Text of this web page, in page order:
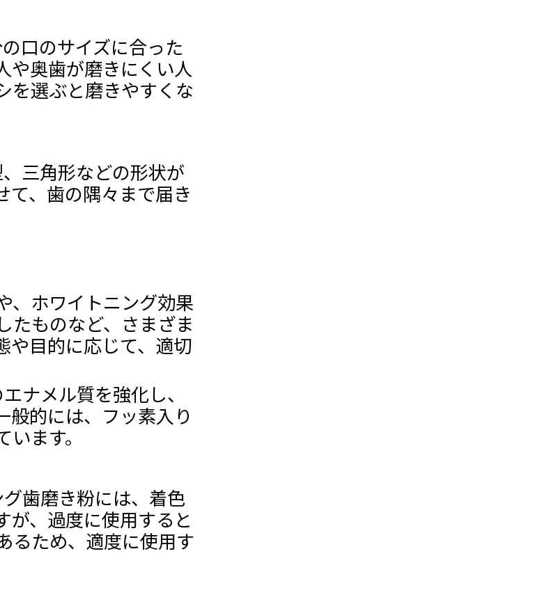
口のサイズに合った
や奥歯が磨きにくい人
を選ぶと磨きやすくな
三角形などの形状が
て、歯の隅々まで届き
、ホワイトニング効果
たものなど、さまざま
や目的に応じて、適切
ナメル質を強化し、
般的には、フッ素入り
ます。
歯磨き粉には、着色
が、過度に使用すると
るため、適度に使用す